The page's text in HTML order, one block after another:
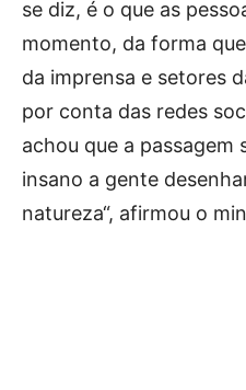
se diz, é o que as
momento, da forma
da imprensa e setores
por conta das redes
achou que a passagem
insano a gente
natureza“, afirmou o